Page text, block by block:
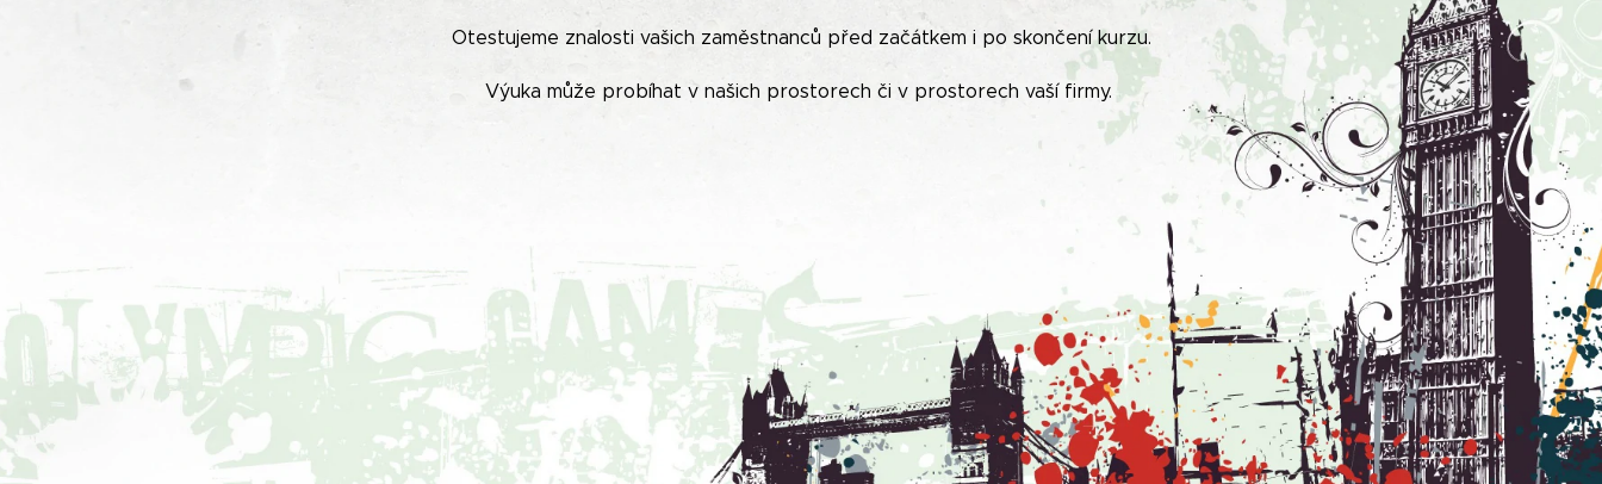
Otestujeme znalosti vašich zaměstnanců před začátkem i po skončení kurzu.
Výuka může probíhat v našich prostorech či v prostorech vaší firmy.